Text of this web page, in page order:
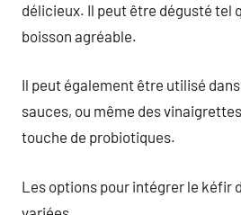
délicieux. Il peut être dégusté tel
boisson agréable.
Il peut également être utilisé
sauces, ou même des
touche de probiotiques.
Les options pour intégrer le kéfir